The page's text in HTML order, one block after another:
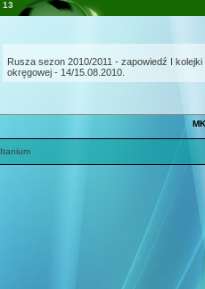
13
Rusza sezon 2010/2011 - zapowiedź I
okręgowej - 14/15.08.2010.
Itanium